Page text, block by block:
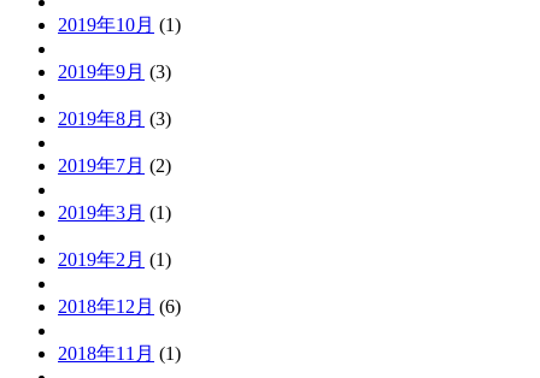
2019年10月 (1)
2019年9月 (3)
2019年8月 (3)
2019年7月 (2)
2019年3月 (1)
2019年2月 (1)
2018年12月 (6)
2018年11月 (1)